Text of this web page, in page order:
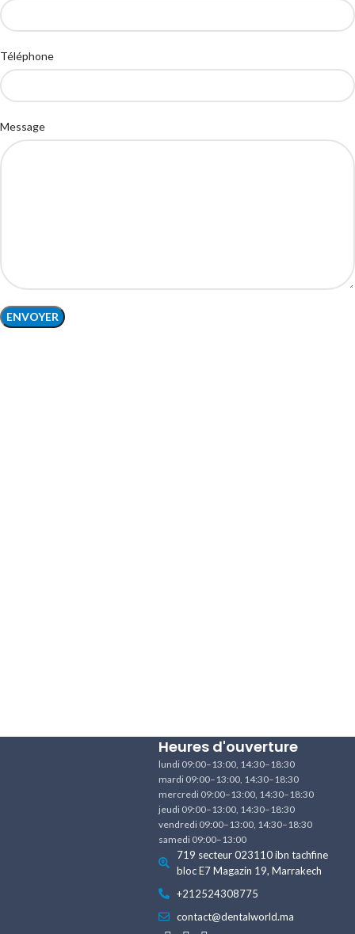
Téléphone
Message
Heures d'ouverture
lundi 09:00–13:00, 14:30–18:30
mardi 09:00–13:00, 14:30–18:30
mercredi 09:00–13:00, 14:30–18:30
jeudi 09:00–13:00, 14:30–18:30
vendredi 09:00–13:00, 14:30–18:30
samedi 09:00–13:00
719 secteur 023110 ibn tachfine
bloc E7 Magazin 19, Marrakech
+212524308775
contact@dentalworld.ma